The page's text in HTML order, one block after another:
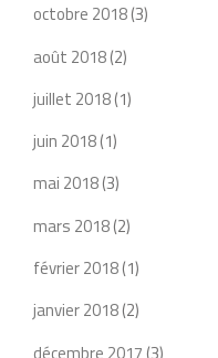
octobre 2018(3)
août 2018(2)
juillet 2018(1)
juin 2018(1)
mai 2018(3)
mars 2018(2)
février 2018(1)
janvier 2018(2)
décembre 2017 (3)